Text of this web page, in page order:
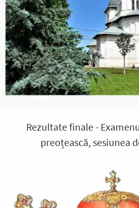
Rezultate finale -
preoțească, sesiunea